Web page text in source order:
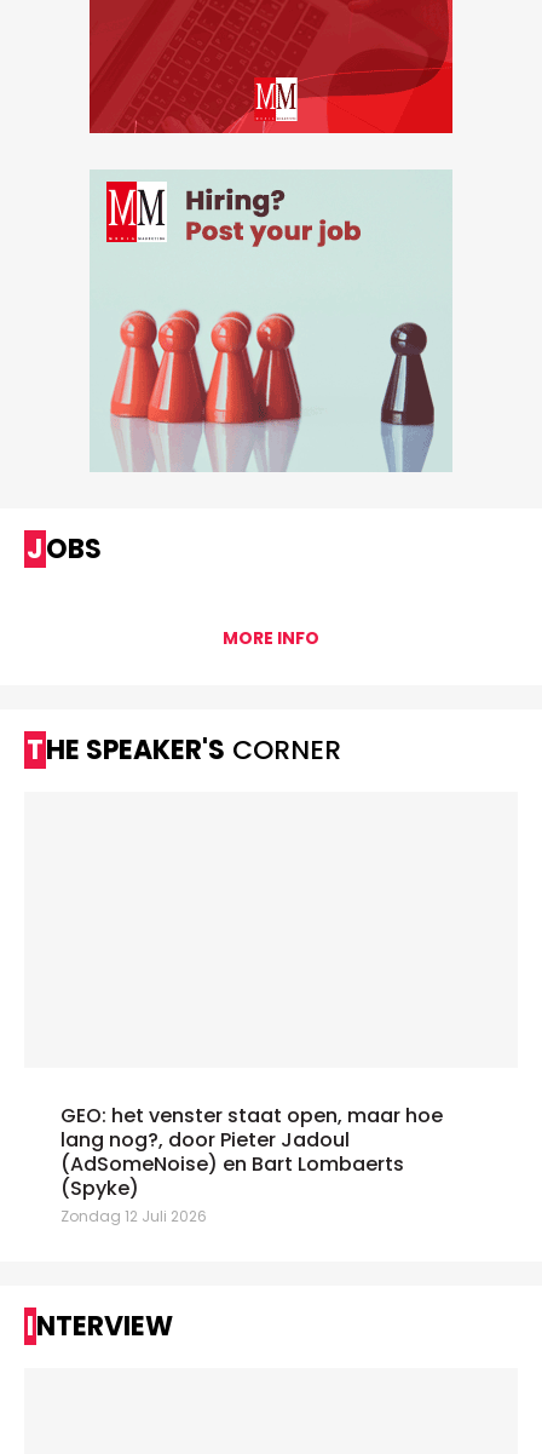
JOBS
MORE INFO
THE SPEAKER'S CORNER
GEO: het venster staat open, maar hoe
lang nog?, door Pieter Jadoul
(AdSomeNoise) en Bart Lombaerts
(Spyke)
Zondag 12 Juli 2026
INTERVIEW